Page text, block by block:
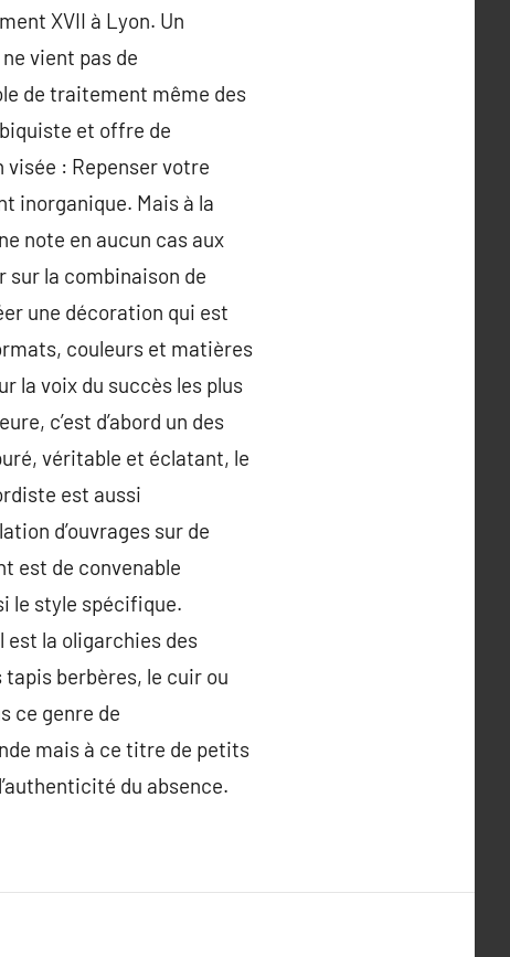
XVII à Lyon. Un
vient pas de
de traitement même des
et offre de
: Repenser votre
inorganique. Mais à la
note en aucun cas aux
sur la combinaison de
une décoration qui est
couleurs et matières
la voix du succès les plus
c’est d’abord un des
véritable et éclatant, le
est aussi
d’ouvrages sur de
est de convenable
le style spécifique.
est la oligarchies des
berbères, le cuir ou
ce genre de
mais à ce titre de petits
du absence.